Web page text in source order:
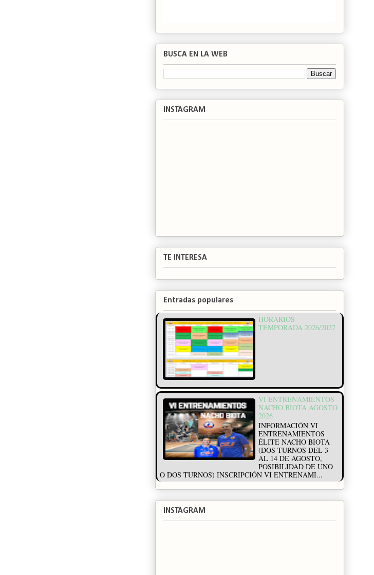
BUSCA EN LA WEB
INSTAGRAM
TE INTERESA
Entradas populares
HORARIOS
TEMPORADA 2026/2027
VI ENTRENAMIENTOS
NACHO BIOTA AGOSTO
2026
INFORMACIÓN VI
ENTRENAMIENTOS
ÉLITE NACHO BIOTA
(DOS TURNOS DEL 3
AL 14 DE AGOSTO,
POSIBILIDAD DE UNO
O DOS TURNOS) INSCRIPCIÓN VI ENTRENAMI...
INSTAGRAM